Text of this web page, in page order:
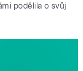
podělila o svůj